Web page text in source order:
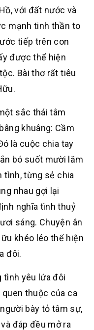
với đất nước và
mạnh tinh thần to
tiếp trên con
được thể hiện
Bài thơ rất tiêu
sắc thái tâm
khuâng: Cầm
là cuộc chia tay
bó suốt mười lăm
tình, từng sẻ chia
nhau gợi lại
nghĩa tình thuỷ
sáng. Chuyện ân
khéo léo thể hiện
đôi.
tình yêu lứa đôi
thuộc của ca
bày tỏ tâm sự,
đáp đều mở ra